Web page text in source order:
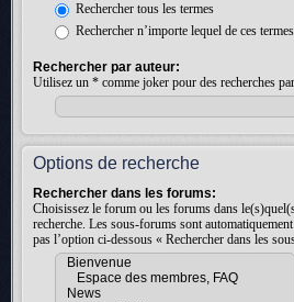
Rechercher tous les termes
Rechercher n’importe lequel de ces termes
Rechercher par auteur:
Utilisez un * comme joker pour des recherches
Options de recherche
Rechercher dans les forums:
Choisissez le forum ou les forums dans
recherche. Les sous-forums sont
pas l’option ci-dessous « Rechercher dans les